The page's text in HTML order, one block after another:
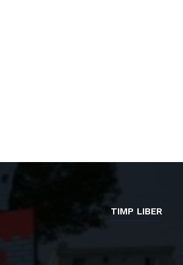
TIMP LIBER